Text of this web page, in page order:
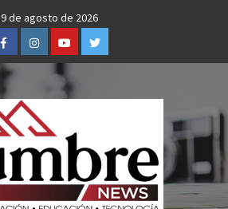
9 de agosto de 2026
FacebookInstagramYoutubeTwitter